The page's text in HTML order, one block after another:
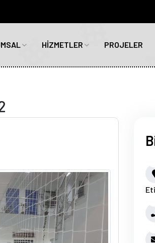
HİZMETLER PROJELER